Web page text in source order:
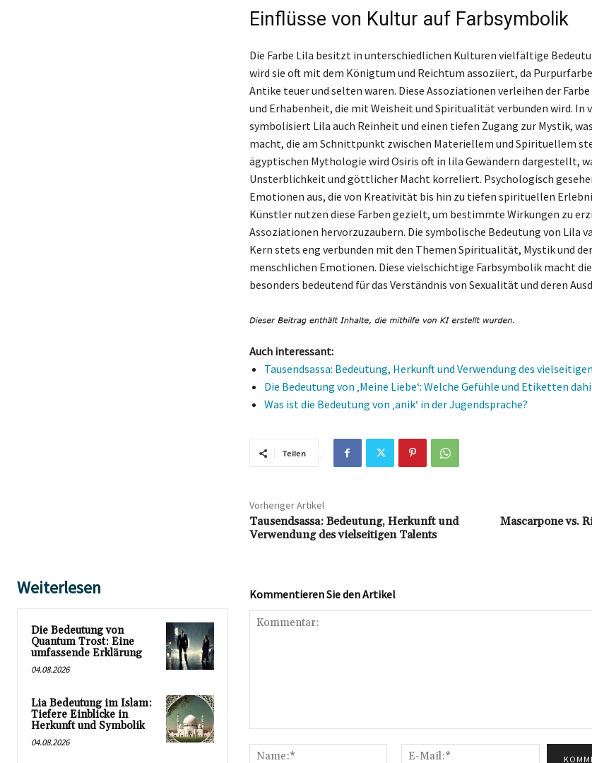
Einflüsse von Kultur auf Farbsymbolik
Die Farbe Lila besitzt in unterschiedlichen Kulturen vielfältige
wird sie oft mit dem Königtum und Reichtum assoziiert, da
Antike teuer und selten waren. Diese Assoziationen verleihen der Farbe
und Erhabenheit, die mit Weisheit und Spiritualität verbunden wird. In
symbolisiert Lila auch Reinheit und einen tiefen Zugang zur Mystik,
macht, die am Schnittpunkt zwischen Materiellem und Spirituellem
ägyptischen Mythologie wird Osiris oft in lila Gewändern dargestellt,
Unsterblichkeit und göttlicher Macht korreliert. Psychologisch
Emotionen aus, die von Kreativität bis hin zu tiefen spirituellen
Künstler nutzen diese Farben gezielt, um bestimmte Wirkungen zu
Assoziationen hervorzuzaubern. Die symbolische Bedeutung von Lila
Kern stets eng verbunden mit den Themen Spiritualität, Mystik und
menschlichen Emotionen. Diese vielschichtige Farbsymbolik macht
besonders bedeutend für das Verständnis von Sexualität und deren
Auch interessant:
Tausendsassa: Bedeutung, Herkunft und Verwendung des
Die Bedeutung von ‚Meine Liebe‘: Welche Gefühle und Etiketten
Was ist die Bedeutung von ‚anik‘ in der Jugendsprache?
Teilen
Vorheriger Artikel
Tausendsassa: Bedeutung, Herkunft und
Verwendung des vielseitigen Talents
Mascarpone vs.
Weiterlesen
Die Bedeutung von
Quantum Trost: Eine
umfassende Erklärung
04.08.2026
Lia Bedeutung im Islam:
Tiefere Einblicke in
Herkunft und Symbolik
04.08.2026
Kommentieren Sie den Artikel
Name:*